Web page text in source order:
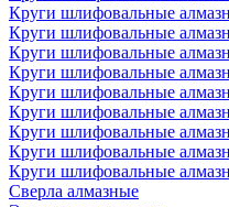
Круги шлифовальные
Круги шлифовальные
Круги шлифовальные
Круги шлифовальные
Круги шлифовальные
Круги шлифовальные
Круги шлифовальные
Круги шлифовальные
Круги шлифовальные
Сверла алмазные